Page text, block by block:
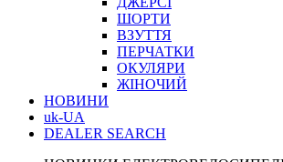
ШОРТИ
ВЗУТТЯ
ПЕРЧАТКИ
ОКУЛЯРИ
ЖІНОЧИЙ
НОВИНИ
uk-UA
DEALER SEARCH